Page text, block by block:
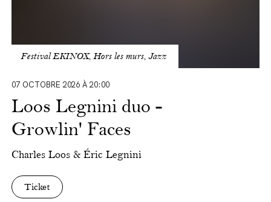
Festival EKINOX, Hors les murs, Jazz
07 OCTOBRE 2026 À 20:00
Loos Legnini duo -
Growlin' Faces
Charles Loos & Éric Legnini
Ticket